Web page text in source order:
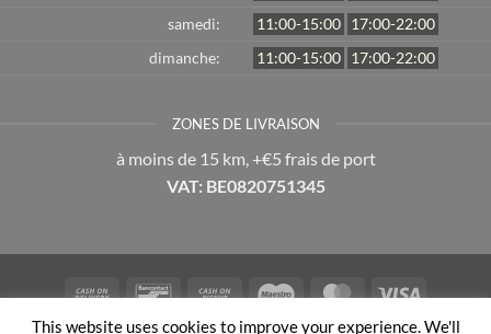
samedi:
11:00-15:00 17:00-22:00
dimanche:
11:00-15:00 17:00-22:00
ZONES DE LIVRAISON
à moins de 15 km, +€5 frais de port
VAT: BE0820751345
Cash
BancontactCash
on
Maestro MasterCard
This website uses cookies to improve your experience. We'll